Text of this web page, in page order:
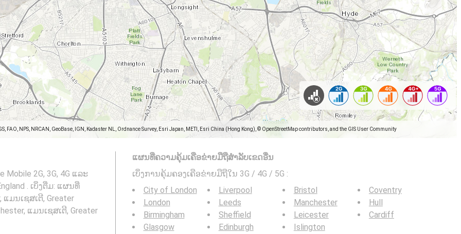
FAO, NPS, NRCAN, GeoBase, IGN, Kadaster NL, Ordnance Survey, Esri Japan, METI, Esri China (Hong Kong), © OpenStreetMap contributors, and the GIS User Community
2G, 3G, 4G ແລະ
. ເບິ່ງຕື່ມ: ແຜນທີ່
ແມນເຊສເຕີ, Greater
ແມນເຊສເຕີ, Greater
ແຜນທີ່ຄວາມຄຸ້ມເຄືອຂ່າຍມືຖືສໍາລັບເຂດອື່ນ
ເບິ່ງການຄຸ້ມຄອງເຄືອຂ່າຍມືຖືໃນ 3G / 4G / 5G :
City of London
London
Birmingham
Glasgow
Liverpool
Leeds
Sheffield
Edinburgh
Bristol
Manchester
Leicester
Islington
Coventry
Hull
Cardiff